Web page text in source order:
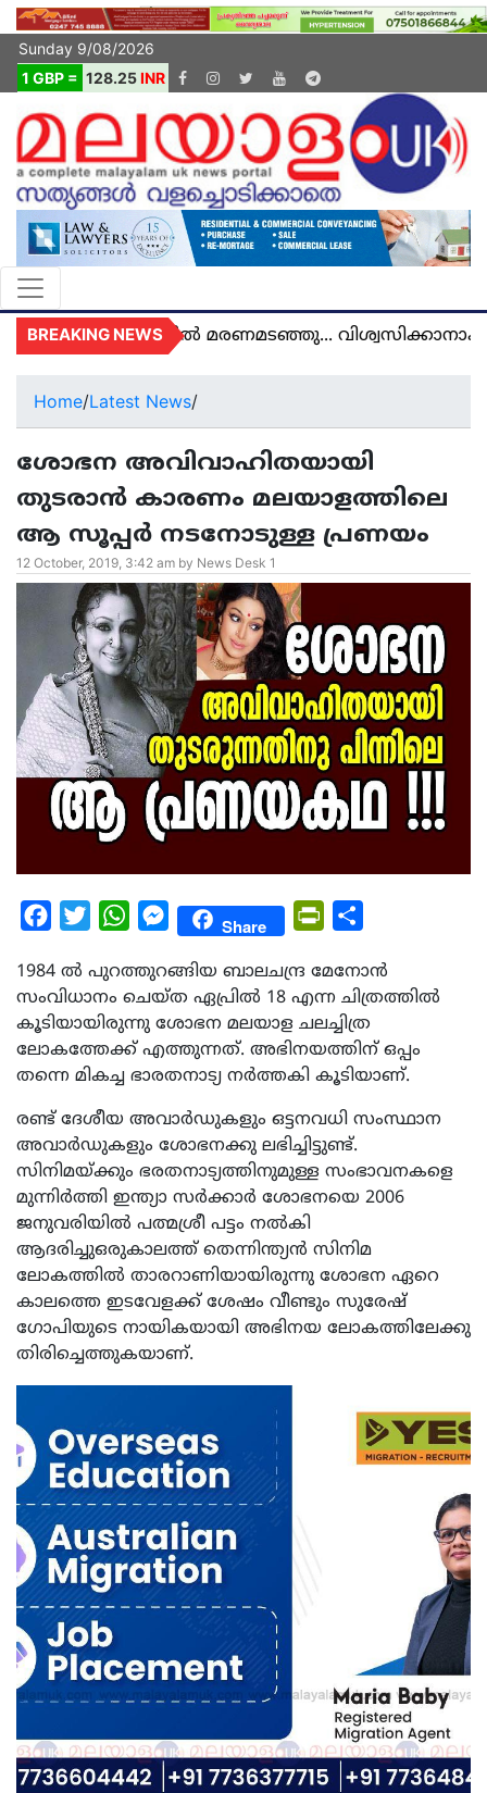
Sunday 9/08/2026
1 GBP = 128.25INR
BREAKING NEWS
യുകെയിൽ മരണമടഞ്ഞു... വിശ്വസിക്കാനാകാതെ
Home/Latest News/
ശോഭന അവിവാഹിതയായി
തുടരാൻ കാരണം മലയാളത്തിലെ
ആ സൂപ്പർ നടനോടുള്ള പ്രണയം
12 October, 2019, 3:42 am by News Desk 1
Facebook
Twitter WhatsAppMessengerShare PrintFriendly
1984 ൽ പുറത്തുറങ്ങിയ ബാലചന്ദ്ര മേനോൻ
സംവിധാനം ചെയ്ത ഏപ്രിൽ 18 എന്ന ചിത്രത്തിൽ
കൂടിയായിരുന്നു ശോഭന മലയാള ചലച്ചിത്ര
ലോകത്തേക്ക് എത്തുന്നത്. അഭിനയത്തിന് ഒപ്പം
തന്നെ മികച്ച ഭാരതനാട്യ നർത്തകി കൂടിയാണ്.
രണ്ട് ദേശീയ അവാർഡുകളും ഒട്ടനവധി സംസ്ഥാന
അവാർഡുകളും ശോഭനക്കു ലഭിച്ചിട്ടുണ്ട്.
സിനിമയ്ക്കും ഭരതനാട്യത്തിനുമുള്ള സംഭാവനകളെ
മുന്നിർത്തി ഇന്ത്യാ സർക്കാർ ശോഭനയെ 2006
ജനുവരിയിൽ പത്മശ്രീ പട്ടം നൽകി
ആദരിച്ചുഒരുകാലത്ത് തെന്നിന്ത്യൻ സിനിമ
ലോകത്തിൽ താരറാണിയായിരുന്നു ശോഭന ഏറെ
കാലത്തെ ഇടവേളക്ക് ശേഷം വീണ്ടും സുരേഷ്
ഗോപിയുടെ നായികയായി അഭിനയ ലോകത്തിലേക്കു
തിരിച്ചെത്തുകയാണ്.